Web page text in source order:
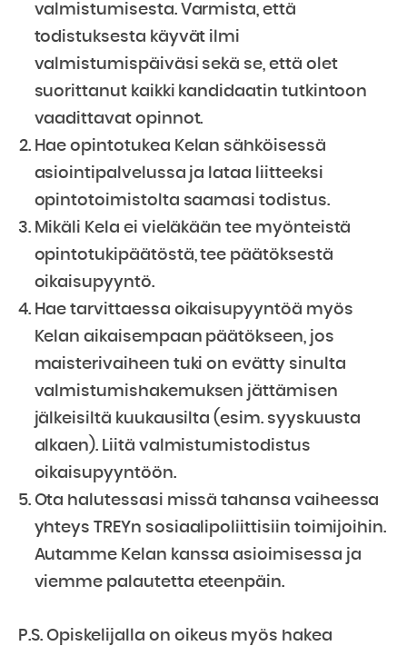
valmistumisesta. Varmista, että
todistuksesta käyvät ilmi
valmistumispäiväsi sekä se, että olet
suorittanut kaikki kandidaatin tutkintoon
vaadittavat opinnot.
Hae opintotukea Kelan sähköisessä
asiointipalvelussa ja lataa liitteeksi
opintotoimistolta saamasi todistus.
Mikäli Kela ei vieläkään tee myönteistä
opintotukipäätöstä, tee päätöksestä
oikaisupyyntö.
Hae tarvittaessa oikaisupyyntöä myös
Kelan aikaisempaan päätökseen, jos
maisterivaiheen tuki on evätty sinulta
valmistumishakemuksen jättämisen
jälkeisiltä kuukausilta (esim. syyskuusta
alkaen). Liitä valmistumistodistus
oikaisupyyntöön.
Ota halutessasi missä tahansa vaiheessa
yhteys TREYn sosiaalipoliittisiin toimijoihin.
Autamme Kelan kanssa asioimisessa ja
viemme palautetta eteenpäin.
P.S. Opiskelijalla on oikeus myös hakea